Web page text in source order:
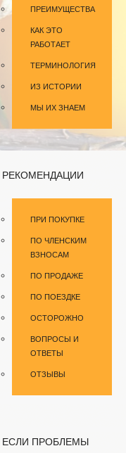
ПРЕИМУЩЕСТВА
КАК ЭТО
РАБОТАЕТ
ТЕРМИНОЛОГИЯ
ИЗ ИСТОРИИ
МЫ ИХ ЗНАЕМ
РЕКОМЕНДАЦИИ
ПРИ ПОКУПКЕ
ПО ЧЛЕНСКИМ
ВЗНОСАМ
ПО ПРОДАЖЕ
ПО ПОЕЗДКЕ
ОСТОРОЖНО
ВОПРОСЫ И
ОТВЕТЫ
ОТЗЫВЫ
ЕСЛИ ПРОБЛЕМЫ